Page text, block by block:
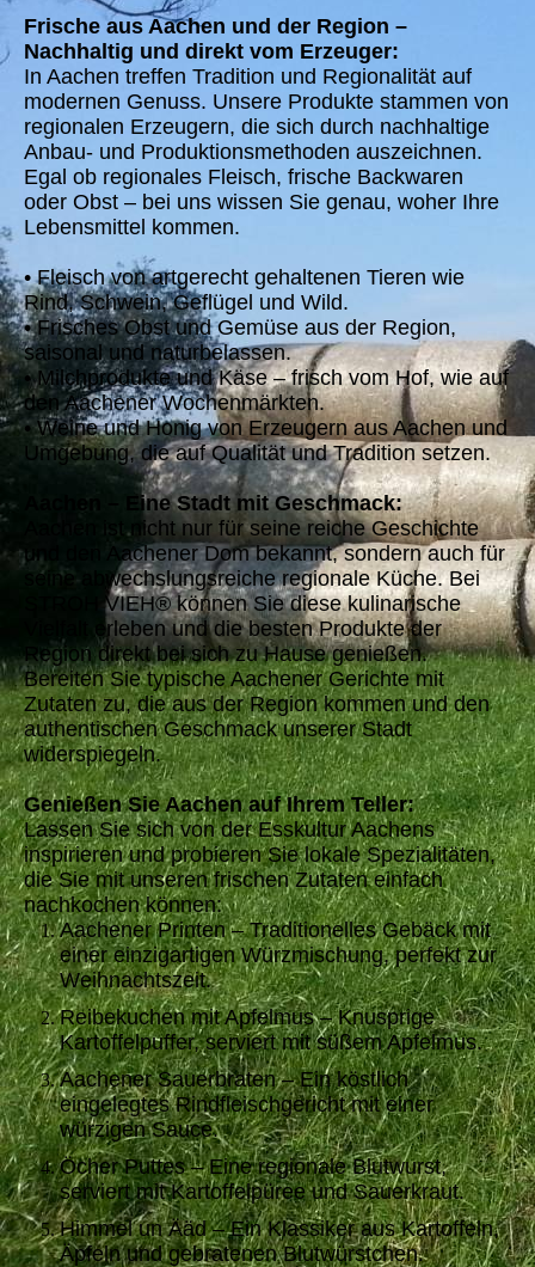
Frische aus Aachen und der Region –
Nachhaltig und direkt vom Erzeuger:
In Aachen treffen Tradition und Regionalität auf
modernen Genuss. Unsere Produkte stammen von
regionalen Erzeugern, die sich durch nachhaltige
Anbau- und Produktionsmethoden auszeichnen.
Egal ob regionales Fleisch, frische Backwaren
oder Obst – bei uns wissen Sie genau, woher Ihre
Lebensmittel kommen.
• Fleisch von artgerecht gehaltenen Tieren wie
Rind, Schwein, Geflügel und Wild.
• Frisches Obst und Gemüse aus der Region,
saisonal und naturbelassen.
• Milchprodukte und Käse – frisch vom Hof, wie auf
den Aachener Wochenmärkten.
• Weine und Honig von Erzeugern aus Aachen und
Umgebung, die auf Qualität und Tradition setzen.
Aachen – Eine Stadt mit Geschmack:
Aachen ist nicht nur für seine reiche Geschichte
und den Aachener Dom bekannt, sondern auch für
seine abwechslungsreiche regionale Küche. Bei
STROH VIEH® können Sie diese kulinarische
Vielfalt erleben und die besten Produkte der
Region direkt bei sich zu Hause genießen.
Bereiten Sie typische Aachener Gerichte mit
Zutaten zu, die aus der Region kommen und den
authentischen Geschmack unserer Stadt
widerspiegeln.
Genießen Sie Aachen auf Ihrem Teller:
Lassen Sie sich von der Esskultur Aachens
inspirieren und probieren Sie lokale Spezialitäten,
die Sie mit unseren frischen Zutaten einfach
nachkochen können:
Aachener Printen – Traditionelles Gebäck mit
einer einzigartigen Würzmischung, perfekt zur
Weihnachtszeit.
Reibekuchen mit Apfelmus – Knusprige
Kartoffelpuffer, serviert mit süßem Apfelmus.
Aachener Sauerbraten – Ein köstlich
eingelegtes Rindfleischgericht mit einer
würzigen Sauce.
Öcher Puttes – Eine regionale Blutwurst,
serviert mit Kartoffelpüree und Sauerkraut.
Himmel un Ääd – Ein Klassiker aus Kartoffeln,
Äpfeln und gebratenen Blutwürstchen.